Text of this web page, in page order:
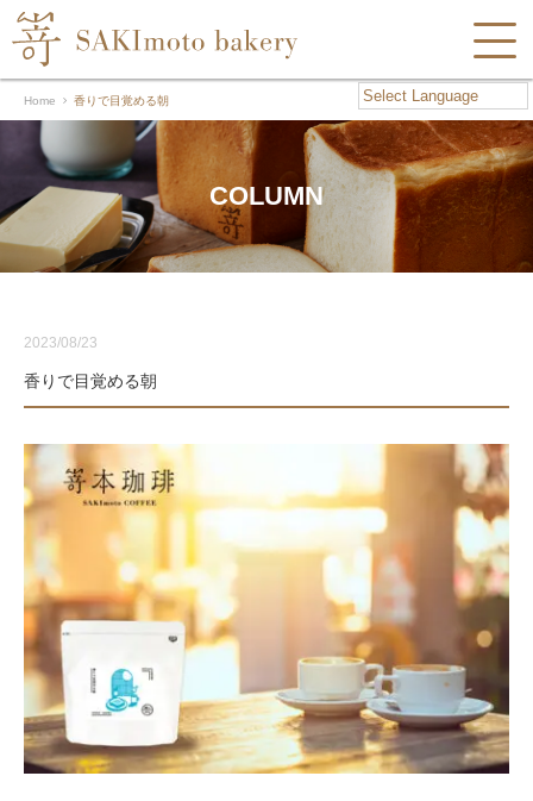
Home 香りで目覚める朝
COLUMN
2023/08/23
香りで目覚める朝